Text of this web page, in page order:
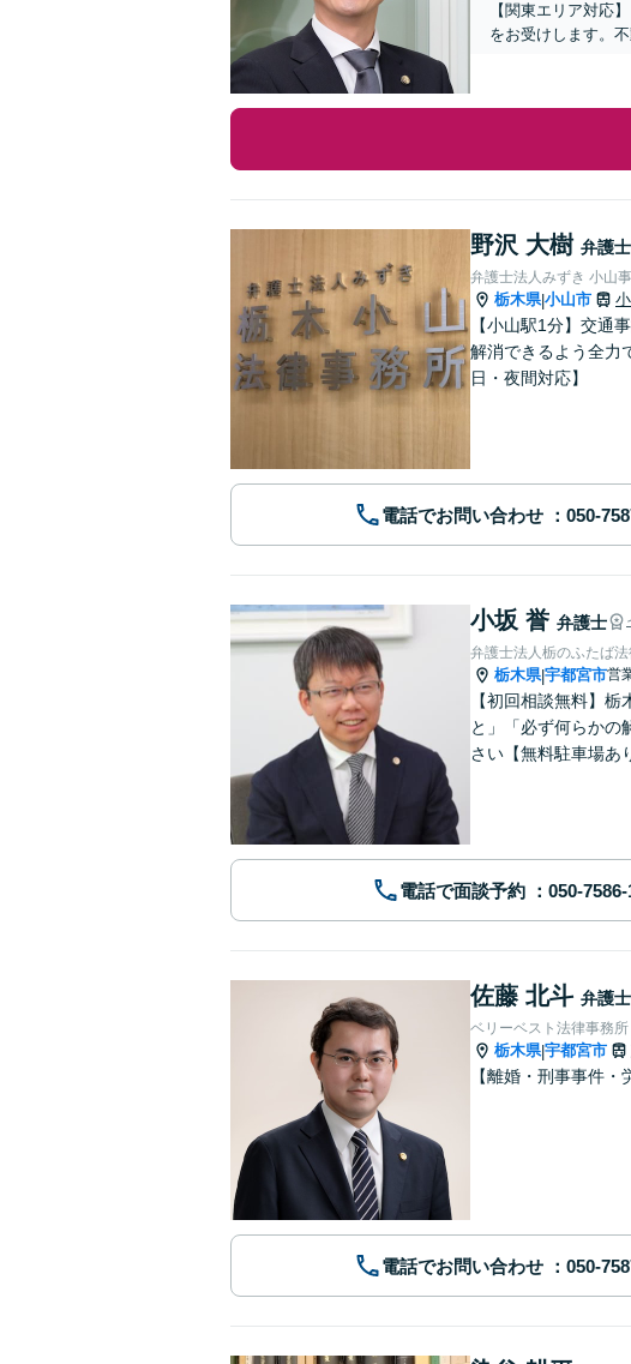
【関東エリア対応
をお受けします。
野沢 大樹 弁護士
弁護士法人みずき 小山
栃木県|小山市
【小山駅1分】交通
解消できるよう全力
日・夜間対応】
電話でお問い合わせ
小坂 誉 弁護士
弁護士法人栃のふたば
栃木県|宇都宮市営
【初回相談無料】
と」「必ず何らかの
さい【無料駐車場あ
電話で面談予約
佐藤 北斗 弁護士
ベリーベスト法律事務
栃木県|宇都宮市
【離婚・刑事事件
電話でお問い合わせ